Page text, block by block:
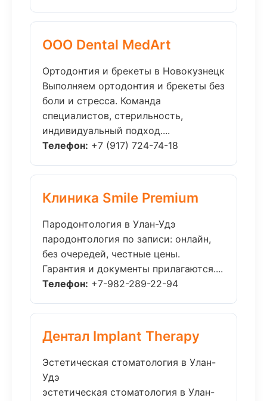
ООО Dental MedArt
Ортодонтия и брекеты в Новокузнецк
Выполняем ортодонтия и брекеты без
боли и стресса. Команда
специалистов, стерильность,
индивидуальный подход....
Телефон: +7 (917) 724-74-18
Клиника Smile Premium
Пародонтология в Улан-Удэ
пародонтология по записи: онлайн,
без очередей, честные цены.
Гарантия и документы прилагаются....
Телефон: +7-982-289-22-94
Дентал Implant Therapy
Эстетическая стоматология в Улан-
Удэ
эстетическая стоматология в Улан-